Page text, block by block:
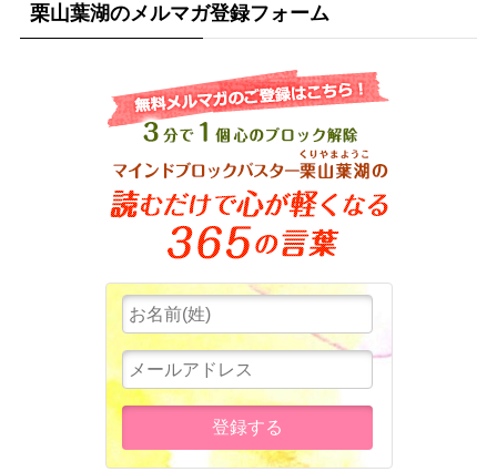
栗山葉湖のメルマガ登録フォーム